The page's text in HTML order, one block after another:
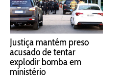
Justiça mantém preso
acusado de tentar
explodir bomba em
ministério